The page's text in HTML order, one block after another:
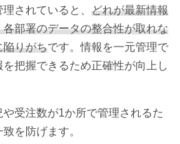
されていると、 どれが最新情報
部署のデータの整合性が取れな
陥りがちです。情報を一元管理で
把握できるため正確性が向上し
受注数が1か所で管理されるた
を防げます。